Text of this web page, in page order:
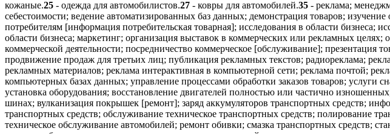
кожаные.25 - одежда для автомобилистов.27 - ковры для автомобилей.35 - реклама;
себестоимости; ведение автоматизированных баз данных; демонстрация товаров;
потребителям [информация потребительская товарная]; исследования в области
области бизнеса; маркетинг; организация выставок в коммерческих или рекламных
коммерческой деятельности; посредничество коммерческое [обслуживание]; презентация
продвижение продаж для третьих лиц; публикация рекламных текстов; радиореклама;
рекламных материалов; реклама интерактивная в компьютерной сети; реклама почтой;
компьютерных базах данных; управление процессами обработки заказов товаров; услуги
установка оборудования; восстановление двигателей полностью или частично
шинах; вулканизация покрышек [ремонт]; заряд аккумуляторов транспортных средств;
транспортных средств; обслуживание техническое транспортных средств; полирование
техническое обслуживание автомобилей; ремонт обивки; смазка транспортных средств;